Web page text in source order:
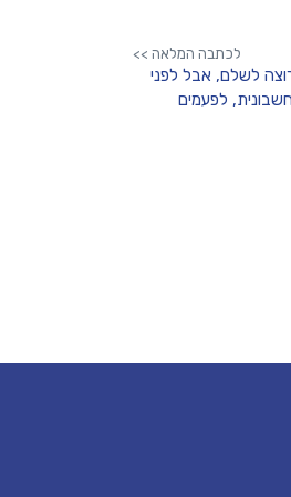
לכתבה המלאה >>
לשלם, אבל לפני
לפעמים